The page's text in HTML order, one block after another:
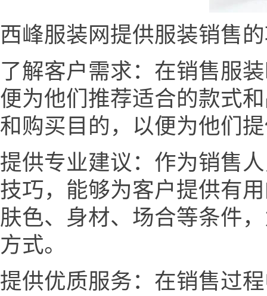
西峰服装网提供服装销售
了解客户需求：在销售服
便为他们推荐适合的款式
和购买目的，以便为他们
提供专业建议：作为销售
技巧，能够为客户提供有
肤色、身材、场合等条件
方式。
提供优质服务：在销售过